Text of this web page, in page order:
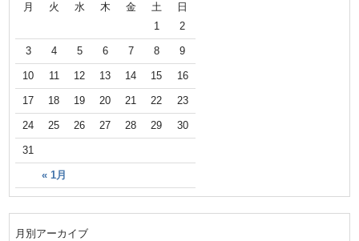
月 火 水 木 金 土 日
« 1月
1 2
3 4 5 6 7 8 9
10 11 12 13 14 15 16
17 18 19 20 21 22 23
24 25 26 27 28 29 30
31
月別アーカイブ